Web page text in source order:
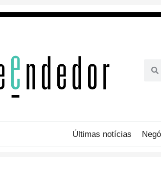
Últimas notícias